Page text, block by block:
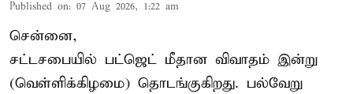
Published on: 07 Aug 2026, 1:22 am
சென்னை,
சட்டசபையில் பட்ஜெட் மீதான விவாதம் இன்று
(வெள்ளிக்கிழமை) தொடங்குகிறது. பல்வேறு